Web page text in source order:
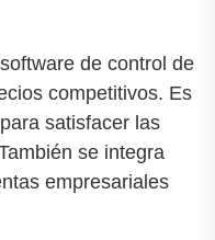
de control de
competitivos. Es
satisfacer las
se integra
empresariales